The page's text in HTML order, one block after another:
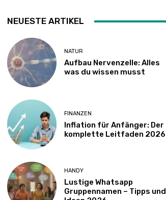
NEUESTE ARTIKEL
NATUR
Aufbau Nervenzelle: Alles
was du wissen musst
FINANZEN
Inflation für Anfänger: Der
komplette Leitfaden 2026
HANDY
Lustige Whatsapp
Gruppennamen – Tipps und